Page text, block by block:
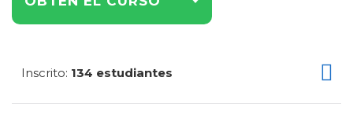
Inscrito: 134 estudiantes